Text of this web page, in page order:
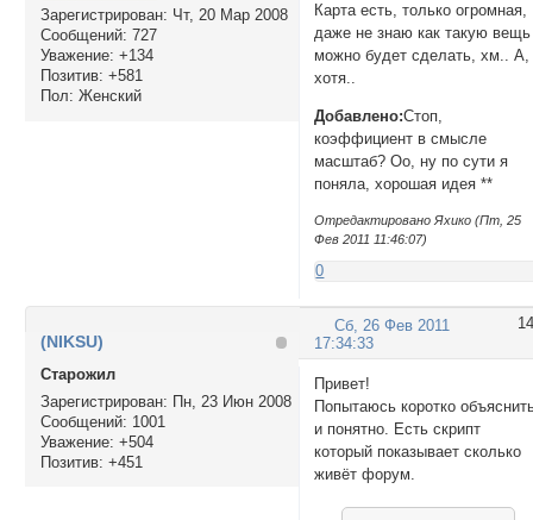
Зарегистрирован: Чт, 20 Мар 2008
Сообщений: 727
Уважение: +134
Позитив: +581
Пол: Женский
Карта есть, только огромная,
даже не знаю как такую вещь
можно будет сделать, хм.. А,
хотя..
Добавлено:Стоп,
коэффициент в смысле
масштаб? Оо, ну по сути я
поняла, хорошая идея **
Отредактировано Яхико (Пт, 25
Фев 2011 11:46:07)
0
14
Сб, 26 Фев 2011
17:34:33
(NIKSU)
Cтарожил
Зарегистрирован: Пн, 23 Июн 2008
Сообщений: 1001
Уважение: +504
Позитив: +451
Привет!
Попытаюсь коротко
и понятно. Есть скрипт
который показывает сколько
живёт форум.